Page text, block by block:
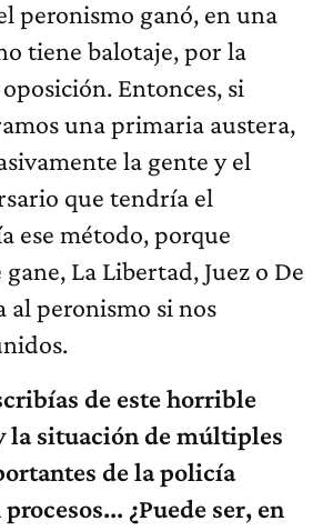
tiene balotaje, por la
Entonces, si
una primaria austera,
la gente y el
que tendría el
ese método, porque
La Libertad, Juez o De
al peronismo si nos
la situación de múltiples
de la policía
¿Puede ser, en
similar a un punto de